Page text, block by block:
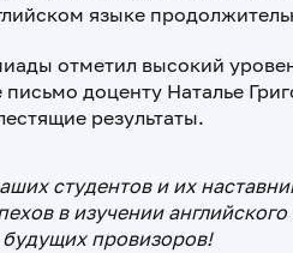
языке
отметил высокий
письмо доценту Наталье
результаты.
студентов и их
в изучении
провизоров!